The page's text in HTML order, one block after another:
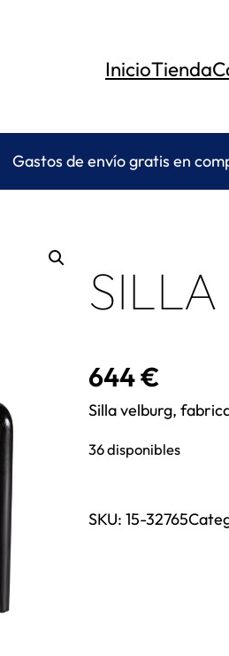
InicioTienda
Gastos de envío gratis en
644€
Silla velburg,
36 disponibles
SKU: 15-32765